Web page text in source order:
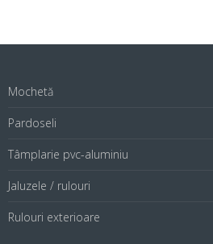
Mochetă
Pardoseli
Tâmplarie pvc-aluminiu
Jaluzele / rulouri
Rulouri exterioare